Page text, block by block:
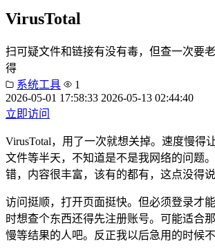
VirusTotal
扫可疑文件和链接有没有毒，但查一次要
得
系统工具
1
2026-05-01 17:58:33 2026-05-13 02:44:40
立即访问
VirusTotal，用了一次就想关掉。速度慢得
文件等半天，不知道是不是我网络的问题
错，内容很丰富，该有的都有，这点没得说
访问挺顺，打开页面挺快。但必须登录才
时想查个东西还得先注册账号。可能适合
慢等结果的人吧。反正我以后急用的时候不